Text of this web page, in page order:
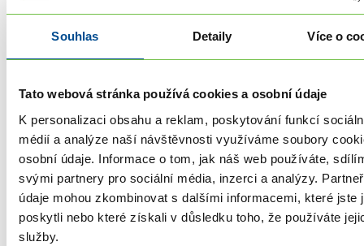
Souhlas Detaily Více o
Tato webová stránka používá cookies a osobní údaje
K personalizaci obsahu a reklam, poskytování funkcí
médií a analýze naší návštěvnosti využíváme soubory
osobní údaje. Informace o tom, jak náš web používáte,
svými partnery pro sociální média, inzerci a analýzy.
údaje mohou zkombinovat s dalšími informacemi, které jste
poskytli nebo které získali v důsledku toho, že používáte
služby.